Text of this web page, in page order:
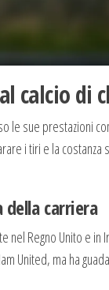
calcio di
le sue prestazioni
i tiri e la
carriera
nel Regno Unito e
United, ma ha